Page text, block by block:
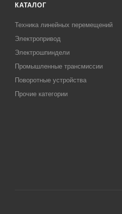
КАТАЛОГ
Техника линейных перемещений
Электропривод
Электрошпиндели
Промышленные трансмиссии
Поворотные устройства
Прочие категории